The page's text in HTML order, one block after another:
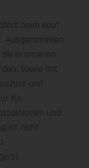
beim Kauf
Ausgenommen
in unseren
sowie mit
und
für
und
ist nicht